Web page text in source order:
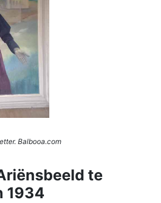
Balbooa.com
te
1934